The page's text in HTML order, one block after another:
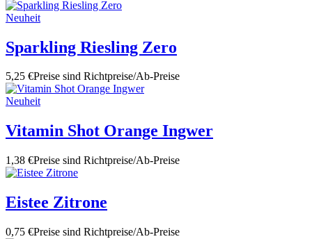
Neuheit
Sparkling Riesling Zero
5,25 €Preise sind Richtpreise/Ab-Preise
Neuheit
Vitamin Shot Orange Ingwer
1,38 €Preise sind Richtpreise/Ab-Preise
Eistee Zitrone
0,75 €Preise sind Richtpreise/Ab-Preise